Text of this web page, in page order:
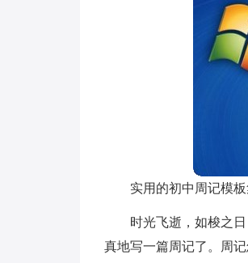
实用的初中周记模
时光飞逝，如梭之
真地写一篇周记了。周